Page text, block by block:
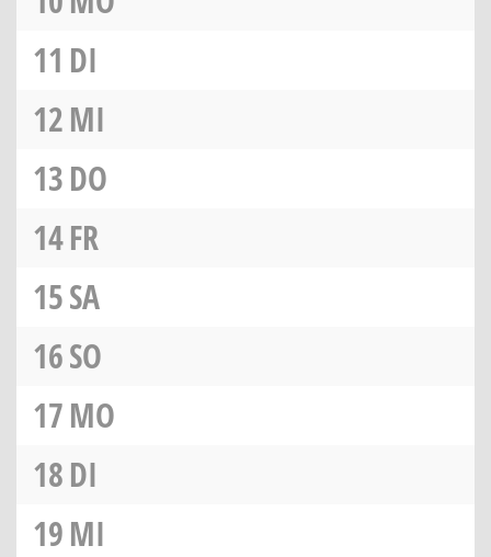
11 DI
12MI
13DO
14FR
15SA
16SO
17MO
18DI
19MI